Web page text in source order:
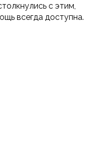
с этим,
всегда доступна.